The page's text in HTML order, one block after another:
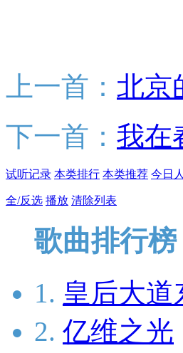
上一首： 北京
下一首： 我在
试听记录 本类排行 本类推荐 今日
全/反选 播放 清除列表
歌曲排行榜
1. 皇后大道
2. 亿维之光